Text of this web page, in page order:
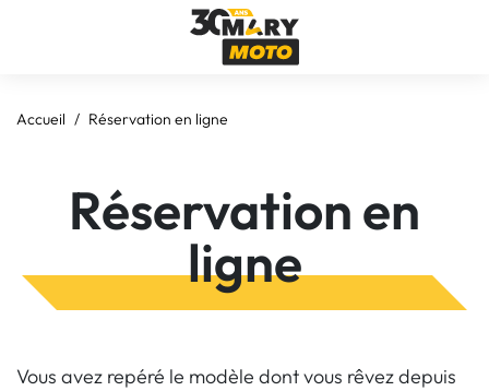
Accueil Réservation en ligne
Réservation en
ligne
Vous avez repéré le modèle dont vous rêvez depuis